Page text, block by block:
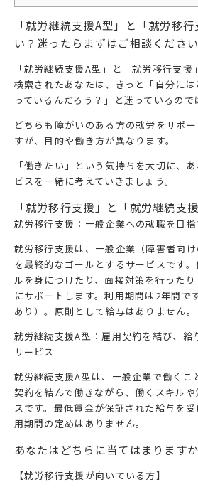
「就労継続支援A型」と「就労移
い？迷ったらまずはご相談ください
「就労継続支援A型」と「就労移行支
検索されたあなたは、きっと「自分に
っているんだろう？」と迷っているので
どちらも障がいのある方の就労をサポ
すが、目的や働き方が異なります。
「働きたい」という気持ちを大切に、
ビスを一緒に考えていきましょう。
「就労移行支援」と「就労継続支
就労移行支援：一般企業への就職を目指
就労移行支援は、一般企業（障害者向
を最終的なゴールとするサービスです
ルを身につけたり、面接対策を行った
にサポートします。利用期間は2年間で
あり）。原則として給与はありません。
就労継続支援A型：雇用契約を結び、給
サービス
就労継続支援A型は、一般企業で働くこ
契約を結んで働きながら、働くスキル
スです。最低賃金が保証された給与を
用期間の定めはありません。
あなたはどちらに当てはまりますか
【就労移行支援が向いている方】